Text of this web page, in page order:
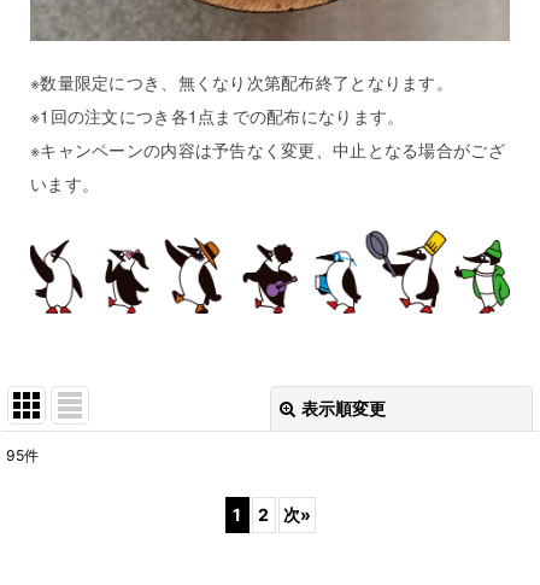
※数量限定につき、無くなり次第配布終了となります。
※1回の注文につき各1点までの配布になります。
※キャンペーンの内容は予告なく変更、中止となる場合がござ
います。
表示順変更
95件
1 2 次»